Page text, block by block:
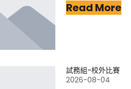
Read More
試務組-校外比賽
2026-08-04